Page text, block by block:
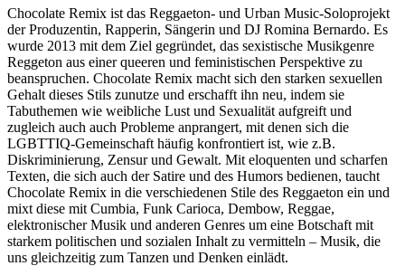
Chocolate Remix ist das Reggaeton- und Urban Music-Soloprojekt
der Produzentin, Rapperin, Sängerin und DJ Romina Bernardo. Es
wurde 2013 mit dem Ziel gegründet, das sexistische Musikgenre
Reggeton aus einer queeren und feministischen Perspektive zu
beanspruchen. Chocolate Remix macht sich den starken sexuellen
Gehalt dieses Stils zunutze und erschafft ihn neu, indem sie
Tabuthemen wie weibliche Lust und Sexualität aufgreift und
zugleich auch auch Probleme anprangert, mit denen sich die
LGBTTIQ-Gemeinschaft häufig konfrontiert ist, wie z.B.
Diskriminierung, Zensur und Gewalt. Mit eloquenten und scharfen
Texten, die sich auch der Satire und des Humors bedienen, taucht
Chocolate Remix in die verschiedenen Stile des Reggaeton ein und
mixt diese mit Cumbia, Funk Carioca, Dembow, Reggae,
elektronischer Musik und anderen Genres um eine Botschaft mit
starkem politischen und sozialen Inhalt zu vermitteln – Musik, die
uns gleichzeitig zum Tanzen und Denken einlädt.